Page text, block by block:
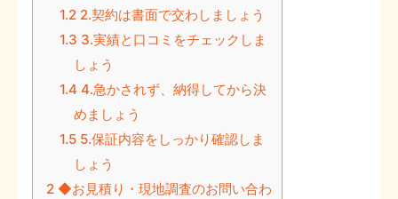
1.2 2.契約は書面で交わしましょう
1.3 3.実績と口コミをチェックしま
しょう
1.4 4.急かされず、納得してから決
めましょう
1.5 5.保証内容をしっかり確認しま
しょう
2 ◆お見積り・現地調査のお問い合わ